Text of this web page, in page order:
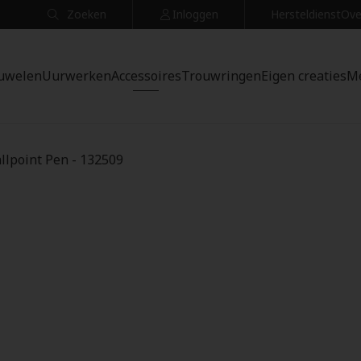
Zoeken Inloggen Hersteldienst
UurwerkenAccessoiresTrouwringenEigen creaties
Pen - 132509